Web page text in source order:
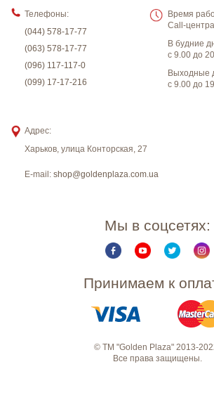
Телефоны:
(044) 578-17-77
(063) 578-17-77
(096) 117-117-0
(099) 17-17-216
Время
Call-
В будние
с 9.00 до
Выходные
с 9.00 до
Адрес:
Харьков, улица Конторская, 27
E-mail: shop@goldenplaza.com.ua
Мы в соцсетях:
Принимаем к
© ТМ "Golden Plaza" 2013-
Все права защищены.